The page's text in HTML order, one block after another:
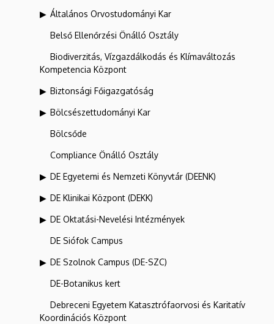
Általános Orvostudományi Kar
Belső Ellenőrzési Önálló Osztály
Biodiverzitás, Vízgazdálkodás és Klímaváltozás
Kompetencia Központ
Biztonsági Főigazgatóság
Bölcsészettudományi Kar
Bölcsőde
Compliance Önálló Osztály
DE Egyetemi és Nemzeti Könyvtár (DEENK)
DE Klinikai Központ (DEKK)
DE Oktatási-Nevelési Intézmények
DE Siófok Campus
DE Szolnok Campus (DE-SZC)
DE-Botanikus kert
Debreceni Egyetem Katasztrófaorvosi és Karitatív
Koordinációs Központ